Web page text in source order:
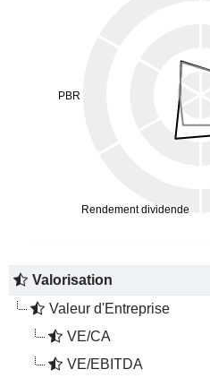
Valorisation
Valeur d'Entreprise
VE/CA
VE/EBITDA